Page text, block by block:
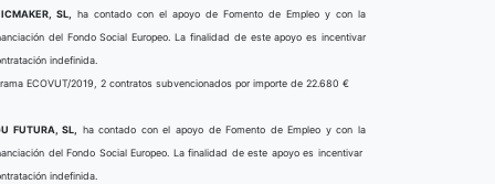
SL,
ha contado con el apoyo de Fomento de Empleo y con la
del Fondo Social Europeo. La finalidad de este apoyo es incentivar
indefinida.
ECOVUT/2019, 2 contratos subvencionados por importe de 22.680 €
FUTURA, SL,
ha contado con el apoyo de Fomento de Empleo y con la
del Fondo Social Europeo. La finalidad de este apoyo es incentivar
indefinida.